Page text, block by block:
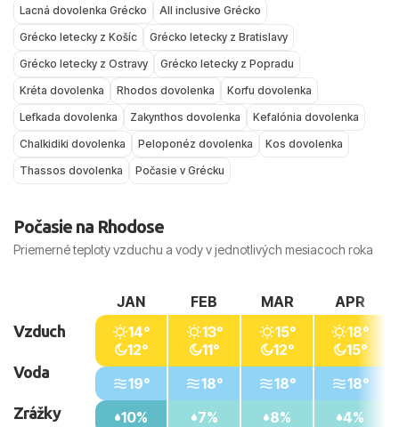
vyhýbať sa problematickým miestam v nočných
hodinách.
zájazdy a mestskú turistiku, napríklad Atény, než
na klasickú plážovú dovolenku.
September je pre mnohých najobľúbenejší –
teploty vzduchu sú o niečo miernejšie, more je
po lete výborne prehriate a pláže bývajú menej
preplnené.
Pri plánovaní dovolenky odporúčame pozrieť si
aj konkrétne „počasie Kréta“, „počasie Rhodos“
či „počasie Korfu“ podľa vybraného ostrova a
Lacná dovolenka Grécko
All inclusive Grécko
Grécko letecky z Košíc
Grécko letecky z Bratislavy
Grécko letecky z Ostravy
Grécko letecky z Popradu
Kréta dovolenka
Rhodos dovolenka
Korfu dovolenka
Lefkada dovolenka
Zakynthos dovolenka
Kefalónia dovolenka
Chalkidiki dovolenka
Peloponéz dovolenka
Kos dovolenka
Thassos dovolenka
Počasie v Grécku
Počasie na Rhodose
Priemerné teploty vzduchu a vody v jednotlivých mesiacoch roka
Vzduch
Voda
Zrážky
JAN
14°
12°
19°
10%
FEB
13°
11°
18°
7%
MAR
15°
12°
18°
8%
APR
18°
15°
18°
4%